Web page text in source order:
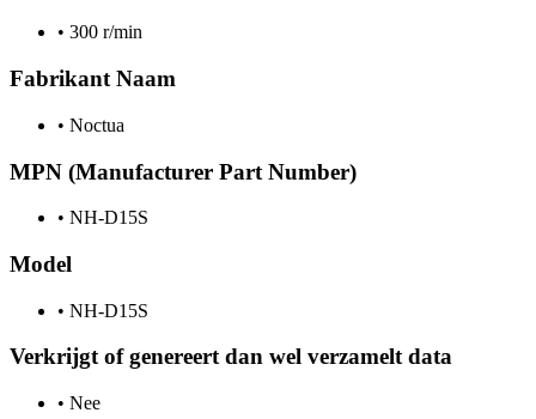
• 300 r/min
Fabrikant Naam
• Noctua
MPN (Manufacturer Part Number)
• NH-D15S
Model
• NH-D15S
Verkrijgt of genereert dan wel verzamelt data
• Nee